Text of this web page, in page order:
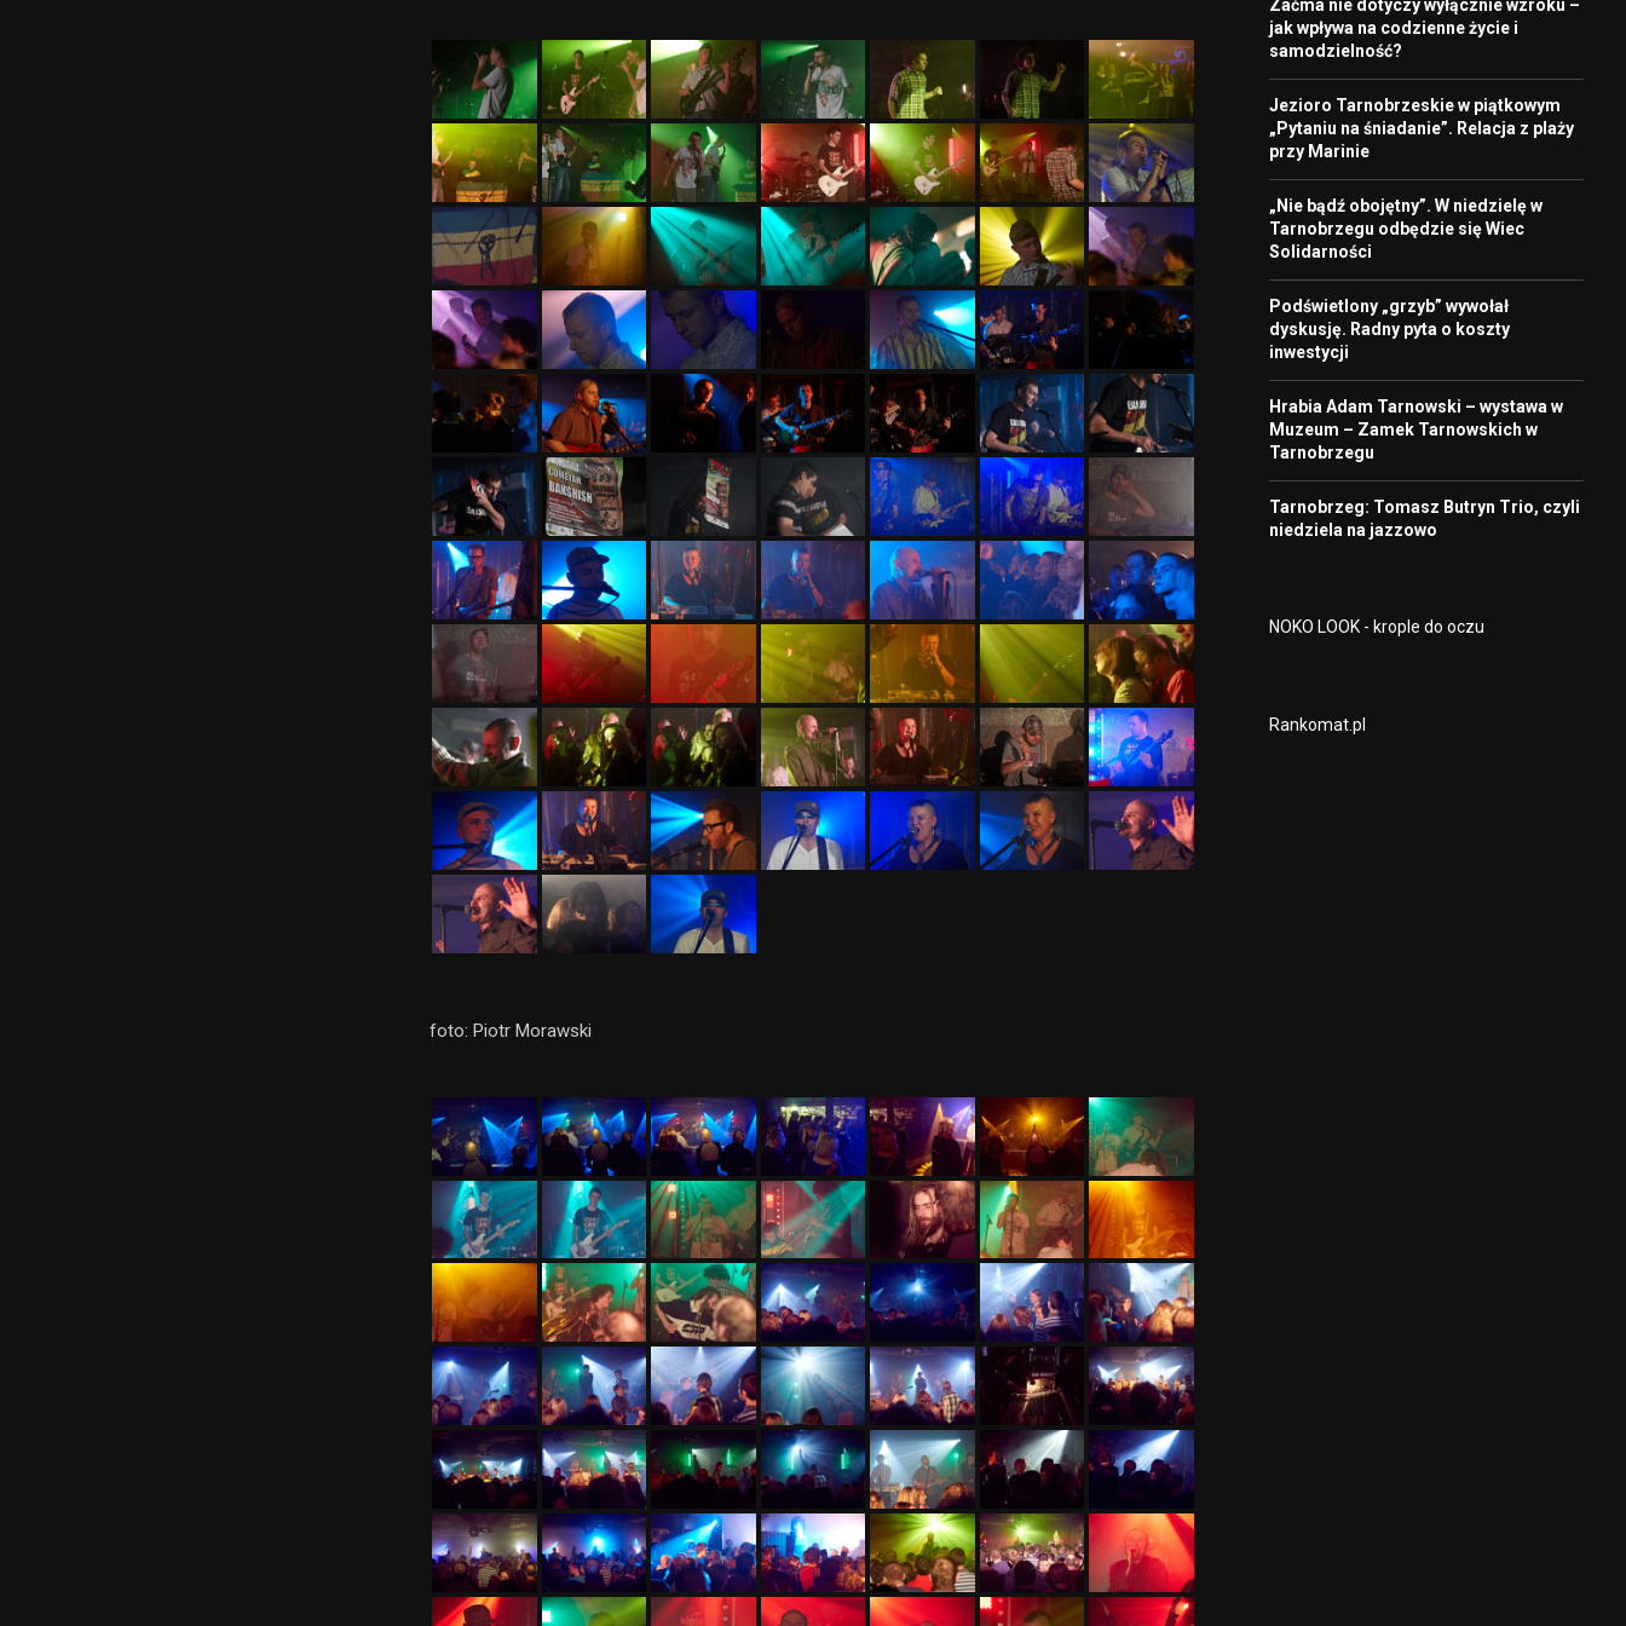
foto: Piotr Morawski
Zaćma nie dotyczy wyłącznie wzroku –
jak wpływa na codzienne życie i
samodzielność?
Jezioro Tarnobrzeskie w piątkowym
„Pytaniu na śniadanie”. Relacja z plaży
przy Marinie
„Nie bądź obojętny”. W niedzielę w
Tarnobrzegu odbędzie się Wiec
Solidarności
Podświetlony „grzyb” wywołał
dyskusję. Radny pyta o koszty
inwestycji
Hrabia Adam Tarnowski – wystawa w
Muzeum – Zamek Tarnowskich w
Tarnobrzegu
Tarnobrzeg: Tomasz Butryn Trio, czyli
niedziela na jazzowo
NOKO LOOK - krople do oczu
Rankomat.pl